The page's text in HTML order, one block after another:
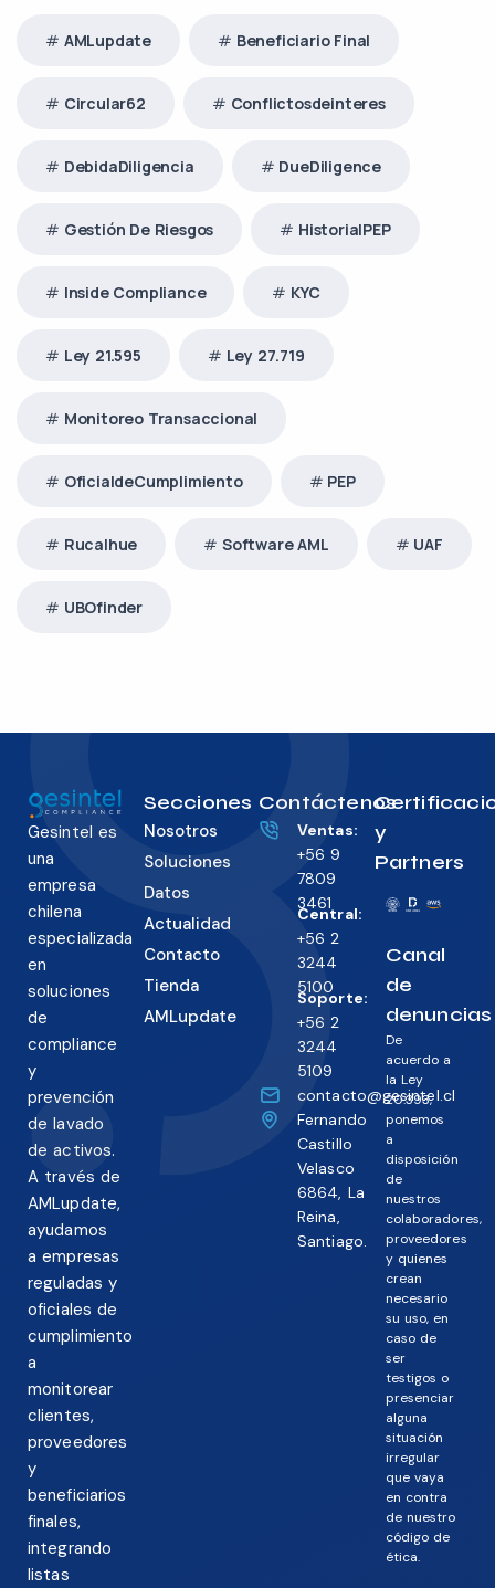
AMLupdate Beneficiario Final
Circular62 Conflictosdeinteres
DebidaDiligencia DueDiligence
Gestión De Riesgos HistorialPEP
Inside Compliance KYC
Ley 21.595 Ley 27.719
Monitoreo Transaccional
OficialdeCumplimiento PEP
Rucalhue Software AML UAF
UBOfinder
Gesintel es
una
empresa
chilena
especializada
en
soluciones
de
compliance
y
prevención
de lavado
de activos.
A través de
AMLupdate,
ayudamos
a empresas
reguladas y
oficiales de
cumplimiento
a
monitorear
clientes,
proveedores
y
beneficiarios
finales,
integrando
listas
Secciones
Nosotros
Soluciones
Datos
Actualidad
Contacto
Tienda
AMLupdate
Contáctenos
Ventas:
+56 9
7809
3461
Central:
+56 2
3244
5100
Soporte:
+56 2
3244
5109
contacto@gesintel.cl
Fernando
Castillo
Velasco
6864, La
Reina,
Santiago.
y
Partners
Canal
de
denuncias
De
acuerdo a
la Ley
20.393,
ponemos
a
disposición
de
nuestros
colaboradores,
proveedores
y quienes
crean
necesario
su uso, en
caso de
ser
testigos o
presenciar
alguna
situación
irregular
que vaya
en contra
de nuestro
código de
ética.